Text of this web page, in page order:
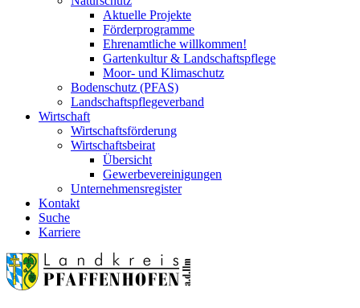
Aktuelle Projekte
Förderprogramme
Ehrenamtliche willkommen!
Gartenkultur & Landschaftspflege
Moor- und Klimaschutz
Bodenschutz (PFAS)
Landschaftspflegeverband
Wirtschaft
Wirtschaftsförderung
Wirtschaftsbeirat
Übersicht
Gewerbevereinigungen
Unternehmensregister
Kontakt
Suche
Karriere